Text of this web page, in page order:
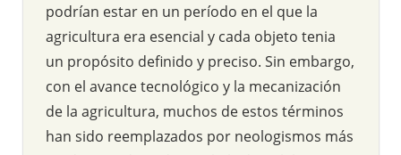
podrían estar en un período en el que la
agricultura era esencial y cada objeto tenia
un propósito definido y preciso. Sin embargo,
con el avance tecnológico y la mecanización
de la agricultura, muchos de estos términos
han sido reemplazados por neologismos más